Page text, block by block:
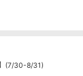
(7/30-8/31)